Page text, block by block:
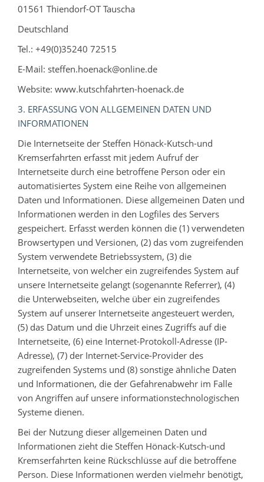
01561 Thiendorf-OT Tauscha
Deutschland
Tel.: +49(0)35240 72515
E-Mail: steffen.hoenack@online.de
Website: www.kutschfahrten-hoenack.de
3. ERFASSUNG VON ALLGEMEINEN DATEN UND
INFORMATIONEN
Die Internetseite der Steffen Hönack-Kutsch-und
Kremserfahrten erfasst mit jedem Aufruf der
Internetseite durch eine betroffene Person oder ein
automatisiertes System eine Reihe von allgemeinen
Daten und Informationen. Diese allgemeinen Daten und
Informationen werden in den Logfiles des Servers
gespeichert. Erfasst werden können die (1) verwendeten
Browsertypen und Versionen, (2) das vom zugreifenden
System verwendete Betriebssystem, (3) die
Internetseite, von welcher ein zugreifendes System auf
unsere Internetseite gelangt (sogenannte Referrer), (4)
die Unterwebseiten, welche über ein zugreifendes
System auf unserer Internetseite angesteuert werden,
(5) das Datum und die Uhrzeit eines Zugriffs auf die
Internetseite, (6) eine Internet-Protokoll-Adresse (IP-
Adresse), (7) der Internet-Service-Provider des
zugreifenden Systems und (8) sonstige ähnliche Daten
und Informationen, die der Gefahrenabwehr im Falle
von Angriffen auf unsere informationstechnologischen
Systeme dienen.
Bei der Nutzung dieser allgemeinen Daten und
Informationen zieht die Steffen Hönack-Kutsch-und
Kremserfahrten keine Rückschlüsse auf die betroffene
Person. Diese Informationen werden vielmehr benötigt,